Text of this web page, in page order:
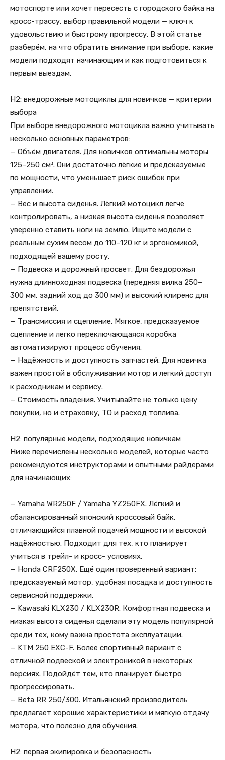
мотоспорте или хочет пересесть с городского байка на
кросс-трассу, выбор правильной модели — ключ к
удовольствию и быстрому прогрессу. В этой статье
разберём, на что обратить внимание при выборе, какие
модели подходят начинающим и как подготовиться к
первым выездам.
H2: внедорожные мотоциклы для новичков — критерии
выбора
При выборе внедорожного мотоцикла важно учитывать
несколько основных параметров:
— Объём двигателя. Для новичков оптимальны моторы
125–250 см³. Они достаточно лёгкие и предсказуемые
по мощности, что уменьшает риск ошибок при
управлении.
— Вес и высота сиденья. Лёгкий мотоцикл легче
контролировать, а низкая высота сиденья позволяет
уверенно ставить ноги на землю. Ищите модели с
реальным сухим весом до 110–120 кг и эргономикой,
подходящей вашему росту.
— Подвеска и дорожный просвет. Для бездорожья
нужна длинноходная подвеска (передняя вилка 250–
300 мм, задний ход до 300 мм) и высокий клиренс для
препятствий.
— Трансмиссия и сцепление. Мягкое, предсказуемое
сцепление и легко переключающаяся коробка
автоматизируют процесс обучения.
— Надёжность и доступность запчастей. Для новичка
важен простой в обслуживании мотор и легкий доступ
к расходникам и сервису.
— Стоимость владения. Учитывайте не только цену
покупки, но и страховку, ТО и расход топлива.
H2: популярные модели, подходящие новичкам
Ниже перечислены несколько моделей, которые часто
рекомендуются инструкторами и опытными райдерами
для начинающих:
— Yamaha WR250F / Yamaha YZ250FX. Лёгкий и
сбалансированный японский кроссовый байк,
отличающийся плавной подачей мощности и высокой
надёжностью. Подходит для тех, кто планирует
учиться в трейл- и кросс- условиях.
— Honda CRF250X. Ещё один проверенный вариант:
предсказуемый мотор, удобная посадка и доступность
сервисной поддержки.
— Kawasaki KLX230 / KLX230R. Комфортная подвеска и
низкая высота сиденья сделали эту модель популярной
среди тех, кому важна простота эксплуатации.
— KTM 250 EXC-F. Более спортивный вариант с
отличной подвеской и электроникой в некоторых
версиях. Подойдёт тем, кто планирует быстро
прогрессировать.
— Beta RR 250/300. Итальянский производитель
предлагает хорошие характеристики и мягкую отдачу
мотора, что полезно для обучения.
H2: первая экипировка и безопасность